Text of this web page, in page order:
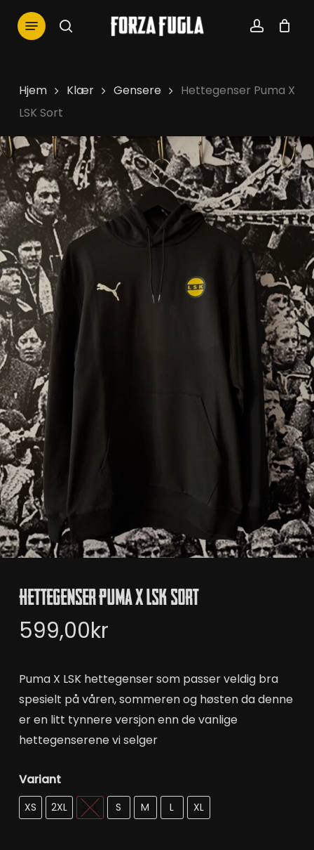
search account
Menu
Hjem Klær Gensere
Hettegenser Puma X
LSK Sort
Hettegenser Puma X LSK Sort
599,00kr
Puma X LSK hettegenser som passer veldig bra
spesielt på våren, sommeren og høsten da denne
er en litt tynnere versjon enn de vanlige
hettegenserene vi selger
Variant
Velg et alternativ
XS 2XL 3XL S M L XL